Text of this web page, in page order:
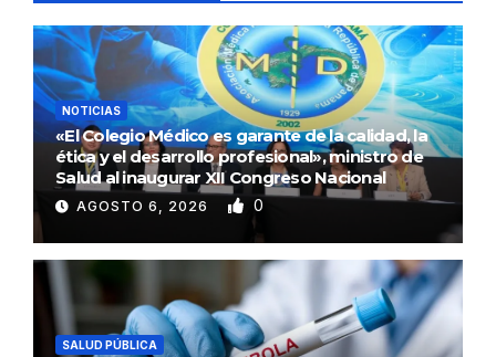
NOTICIAS
«El Colegio Médico es garante de la calidad, la
ética y el desarrollo profesional», ministro de
Salud al inaugurar XII Congreso Nacional
AGOSTO 6, 2026 0
SALUD PÚBLICA